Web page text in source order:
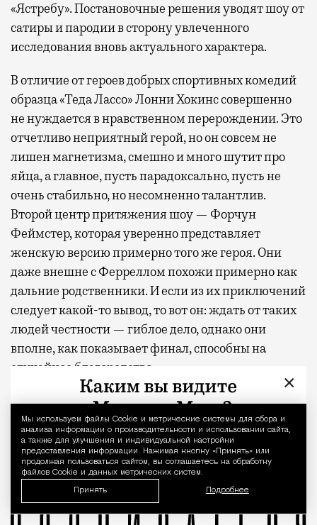
Уведомление
Мы используем файлы Сookie и метрические системы для сбора и
анализа информации о производительности и использовании сайта,
а также для улучшения и индивидуальной настройки
предоставления информации. Нажимая кнопку «Принять» или
продолжая пользоваться сайтом, вы соглашаетесь на обработку
файлов Cookie и данных метрических систем.
Принять Подробнее
«Ястребу». Постановочные решения уводят шоу от
сатиры и пародии в сторону увлеченного
исследования вновь актуального характера.
В отличие от героев добрых спортивных комедий
образца «Теда Лассо» Лонни Хокинс совершенно
не нуждается в нравственном перерождении. Это
отчетливо неприятный герой, но он совсем не
лишен магнетизма, смешно и много шутит про
яйца, а главное, пусть парадоксально, пусть не
очень стабильно, но несомненно талантлив.
Второй центр притяжения шоу — Форчун
Феймстер, которая уверенно представляет
женскую версию примерно того же героя. Они
даже внешне с Ферреллом похожи примерно как
дальние родственники. И если из их приключений
следует какой-то вывод, то вот он: ждать от таких
людей честности — гиблое дело, однако они
вполне, как показывает финал, способны на
случайное благородство.
Фото: Netflix
Когда-то Лонни Хокинс (Уилл Феррелл) был
Молли Шеннон Сериал недели Уилл Феррелл Форчун Феймстер
Ястреб
×